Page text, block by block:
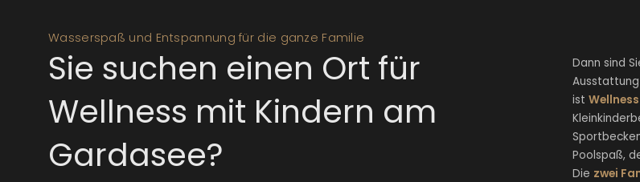
Sie suchen einen Ort für
Wellness mit Kindern am
Gardasee?
Wasserspaß und Entspannung für die ganze Familie
Dann sind
ist
Poolspaß,
Die zwei